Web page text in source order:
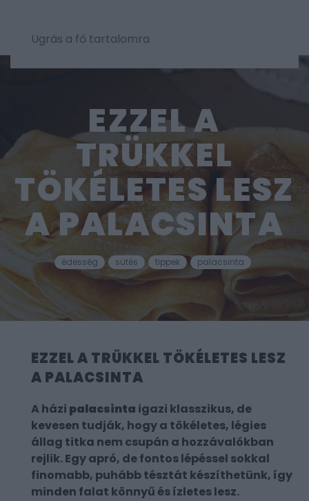
Ugrás a fő tartalomra
EZZEL A
TRÜKKEL
TÖKÉLETES LESZ
A PALACSINTA
édesség sütés tippek palacsinta
EZZEL A TRÜKKEL TÖKÉLETES LESZ
A PALACSINTA
A házi palacsinta igazi klasszikus, de
kevesen tudják, hogy a tökéletes, légies
állag titka nem csupán a hozzávalókban
rejlik. Egy apró, de fontos lépéssel sokkal
finomabb, puhább tésztát készíthetünk, így
minden falat könnyű és ízletes lesz.